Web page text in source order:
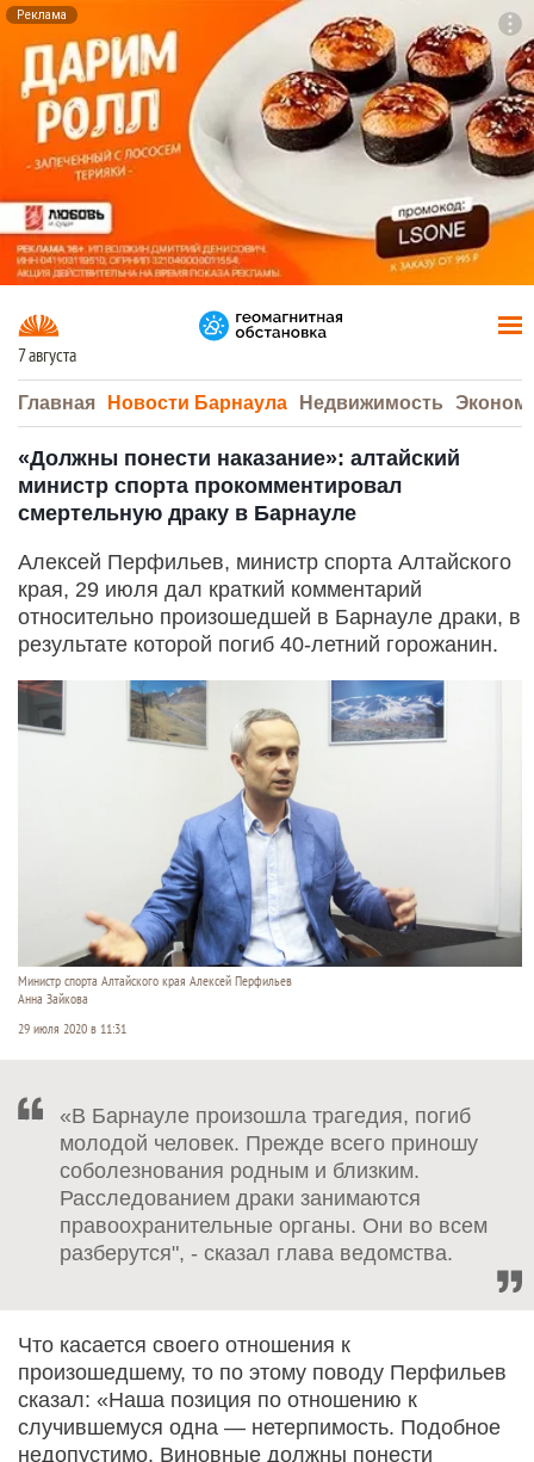
Реклама
7 августа
Главная Новости Барнаула Недвижимость
«Должны понести наказание»: алтайский
министр спорта прокомментировал
смертельную драку в Барнауле
Алексей Перфильев, министр спорта Алтайского
края, 29 июля дал краткий комментарий
относительно произошедшей в Барнауле драки, в
результате которой погиб 40-летний горожанин.
Министр спорта Алтайского края Алексей Перфильев
Анна Зайкова
29 июля 2020 в 11:31
«В Барнауле произошла трагедия, погиб
молодой человек. Прежде всего приношу
соболезнования родным и близким.
Расследованием драки занимаются
правоохранительные органы. Они во всем
разберутся", - сказал глава ведомства.
Что касается своего отношения к
произошедшему, то по этому поводу Перфильев
сказал: «Наша позиция по отношению к
случившемуся одна — нетерпимость. Подобное
недопустимо. Виновные должны понести